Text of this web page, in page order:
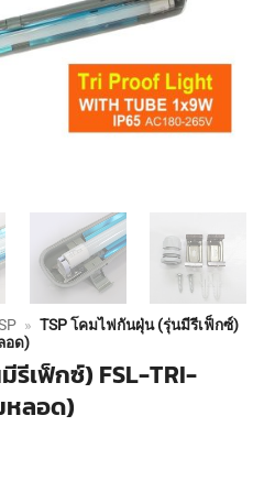
» TSP โคมไฟกันฝุ่น (รุ่นมีรีเฟ็กซ์)
อด)
รีเฟ็กซ์) FSL-TRI-
หลอด)